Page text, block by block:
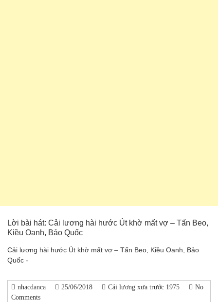
Lời bài hát: Cải lương hài hước Út khờ mất vợ – Tấn Beo,
Kiều Oanh, Bảo Quốc
Cải lương hài hước Út khờ mất vợ – Tấn Beo, Kiều Oanh, Bảo
Quốc -
nhacdanca 25/06/2018 Cải lương xưa trước 1975
No
Comments